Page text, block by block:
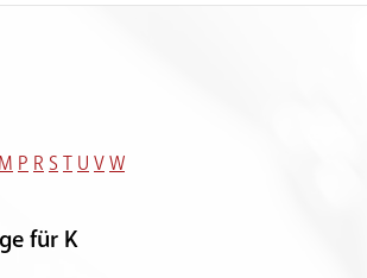
M P R S T U VW
für K